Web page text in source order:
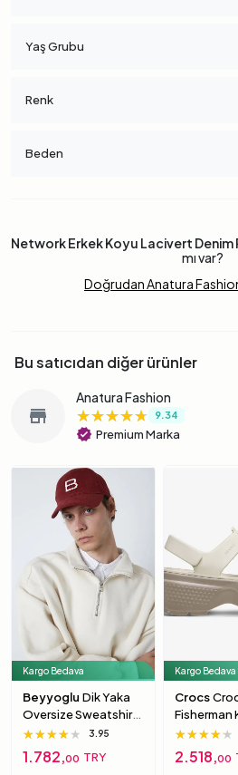
Yaş Grubu
Renk
Beden
Network Erkek Koyu Lacivert
mı var?
Doğrudan Anatura
Bu satıcıdan diğer ürünler
store
Anatura Fashion
★★★★★
★★★★★
★★★★★ 9.34
verified Premium Marka
Kargo Bedava
Beyyoglu Dik Yaka
Oversize Sweatshirt
S
★★★★★
★★★★★
★★★★★ 3.95
1.782,00 TRY
Kargo Bedava
Crocs
Fisherman
Sandalet
★★★★★
★★★★★
★★★★★
2.518,00